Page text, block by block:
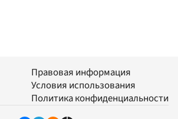
Правовая информация
Условия использования
Политика конфиденциальности